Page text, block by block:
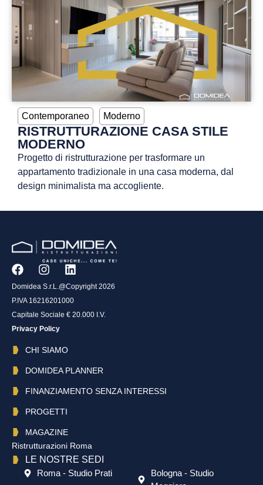
Contemporaneo Moderno
RISTRUTTURAZIONE CASA STILE
MODERNO
Progetto di ristrutturazione per trasformare un
appartamento tradizionale in una casa moderna, dal
design minimalista ma accogliente.
Domidea S.r.L.@Copyright 2026
P.IVA 16216201000
Capitale Sociale € 20.000 I.V.
Privacy Policy
CHI SIAMO
DOMIDEA PLANNER
FINANZIAMENTO SENZA INTERESSI
PROGETTI
MAGAZINE
Ristrutturazioni Roma
LE NOSTRE SEDI
Roma - Studio Prati
Bologna - Studio